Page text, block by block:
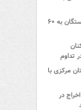
مبلغ تسهیلات قرض الحسنه بازنشستگان به ۶۰
تداوم
است
مرکزی با
در